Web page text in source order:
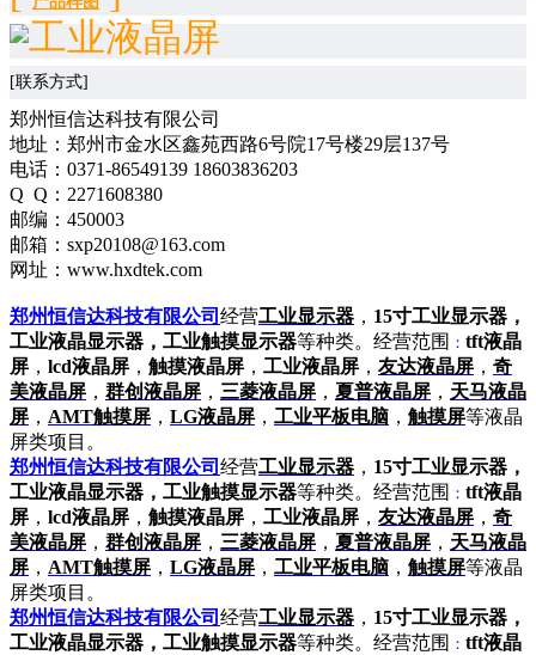
[联系方式]
郑州恒信达科技有限公司
地址：郑州市金水区鑫苑西路6号院17号楼29层137号
电话：0371-86549139 18603836203
Q Q：2271608380
邮编：450003
邮箱：sxp20108@163.com
网址：www.hxdtek.com
郑州恒信达科技有限公司 经营工业显示器 ， 15寸工业显示器，
工业液晶显示器，工业触摸显示器等种类。经营范围 ： tft液晶
屏 ， lcd液晶屏 ， 触摸液晶屏 ， 工业液晶屏 ， 友达液晶屏 ， 奇
美液晶屏 ， 群创液晶屏 ， 三菱液晶屏 ， 夏普液晶屏 ， 天马液晶
屏 ， AMT触摸屏 ， LG液晶屏 ， 工业平板电脑 ， 触摸屏等液晶
屏类项目。
郑州恒信达科技有限公司 经营工业显示器 ， 15寸工业显示器，
工业液晶显示器，工业触摸显示器等种类。经营范围 ： tft液晶
屏 ， lcd液晶屏 ， 触摸液晶屏 ， 工业液晶屏 ， 友达液晶屏 ， 奇
美液晶屏 ， 群创液晶屏 ， 三菱液晶屏 ， 夏普液晶屏 ， 天马液晶
屏 ， AMT触摸屏 ， LG液晶屏 ， 工业平板电脑 ， 触摸屏等液晶
屏类项目。
郑州恒信达科技有限公司 经营工业显示器 ， 15寸工业显示器，
工业液晶显示器，工业触摸显示器等种类。经营范围 ： tft液晶